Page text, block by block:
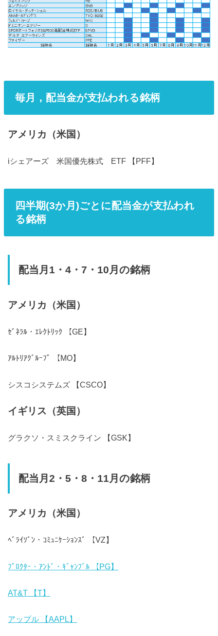
毎月，配当金が支払われる銘柄
アメリカ（米国）
iシェアーズ 米国優先株式 ETF 【PFF】
四半期(3か月)ごとに配当金が支払われ
る銘柄
配当月1・4・7・10月の銘柄
アメリカ（米国）
ｾﾞﾈﾗﾙ・ｴﾚｸﾄﾘｯｸ 【GE】
ｱﾙﾄﾘｱｸﾞﾙｰﾌﾟ 【MO】
シスコシステムズ 【CSCO】
イギリス（英国）
グラクソ・スミスクライン 【GSK】
配当月2・5・8・11月の銘柄
アメリカ（米国）
ﾍﾞﾗｲｿﾞﾝ・ｺﾐｭﾆｹｰｼｮﾝｽﾞ 【VZ】
ﾌﾟﾛｸﾀｰ・ｱﾝﾄﾞ・ｷﾞｬﾝﾌﾞﾙ 【PG】
AT&T 【T】
アップル 【AAPL】